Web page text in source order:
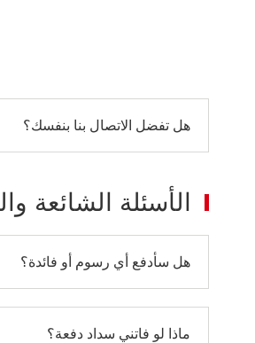
هل تفضل الاتصال بنا بنفسك؟
الأسئلة الشائعة
هل سأدفع أي رسوم أو فائدة؟
ماذا لو فاتني سداد دفعة؟